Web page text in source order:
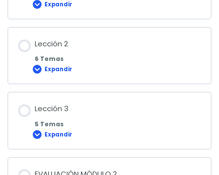
Expandir
Lección
Lección 2
6 Temas
Expandir
Lección
Lección 3
5 Temas
Expandir
Lección